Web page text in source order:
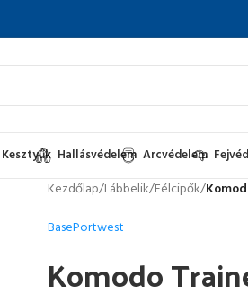
Kesztyűk Hallásvédelem Arcvédelem
Kezdőlap/Lábbelik/Félcipők/
BasePortwest
Komodo